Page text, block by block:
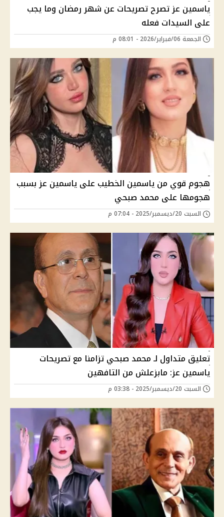
ياسمين عز تصرح تصريحات عن شهر رمضان وما يجب
على السيدات فعله
الجمعة 06/فبراير/2026 - 08:01 م
هجوم قوي من ياسمين الخطيب على ياسمين عز بسبب
هجومها على محمد صبحي
السبت 20/ديسمبر/2025 - 07:04 م
تعليق متداول لـ محمد صبحي تزامنا مع تصريحات
ياسمين عز: مابزعلش من التافهين
السبت 20/ديسمبر/2025 - 03:38 م